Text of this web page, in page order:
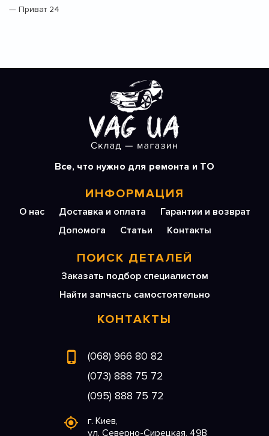
— Приват 24
Все, что нужно для ремонта и ТО
ИНФОРМАЦИЯ
О нас Доставка и оплата
Гарантии и возврат
Допомога
Статьи Контакты
ПОИСК ДЕТАЛЕЙ
Заказать подбор специалистом
Найти запчасть самостоятельно
КОНТАКТЫ
(068) 966 80 82
(073) 888 75 72
(095) 888 75 72
г. Киев,
ул. Северно-Сирецкая, 49В